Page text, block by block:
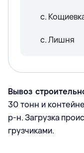
Вывоз
30 тонн и
р-н. Загрузка
грузчиками.
с.
с. Лишня